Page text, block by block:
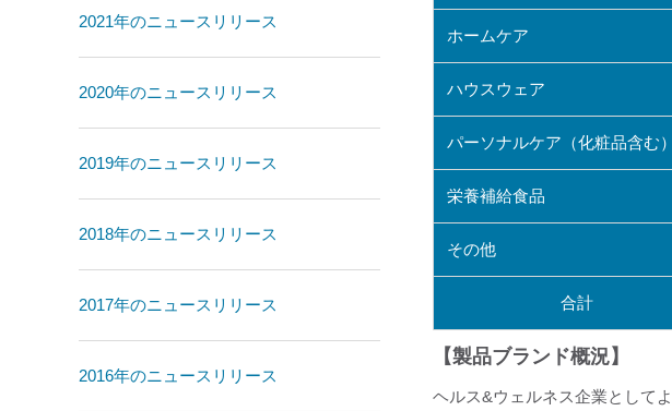
ホームケア
ハウスウェア
パーソナルケア（化粧品含む）
栄養補給食品
その他
合計
【製品ブランド概況】
ヘルス&ウェルネス企業として
2021年のニュースリリース
2020年のニュースリリース
2019年のニュースリリース
2018年のニュースリリース
2017年のニュースリリース
2016年のニュースリリース